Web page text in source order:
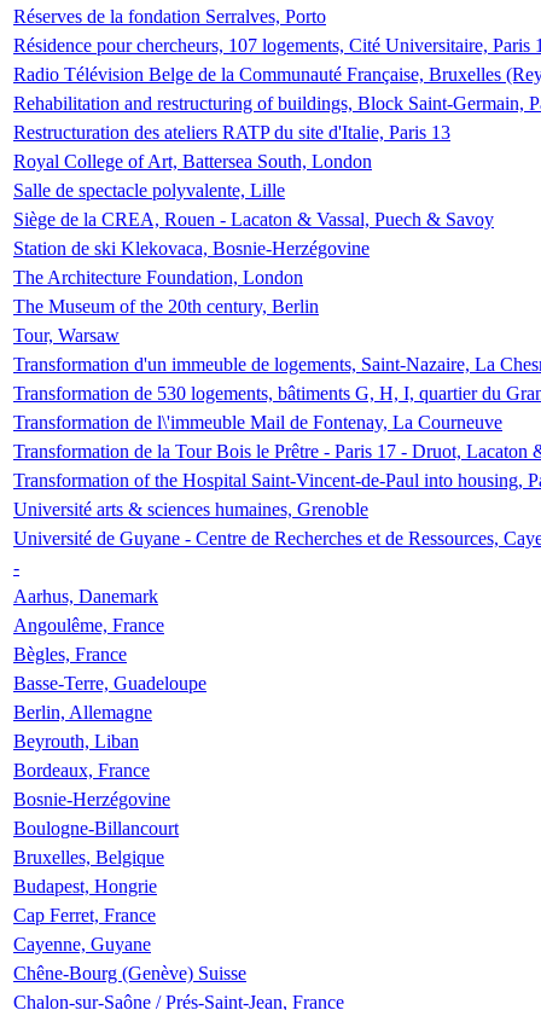
Réserves de la fondation Serralves, Porto
Résidence pour chercheurs, 107 logements, Cité Universitaire, Paris
Radio Télévision Belge de la Communauté Française, Bruxelles
Rehabilitation and restructuring of buildings, Block Saint-Germain,
Restructuration des ateliers RATP du site d'Italie, Paris 13
Royal College of Art, Battersea South, London
Salle de spectacle polyvalente, Lille
Siège de la CREA, Rouen - Lacaton & Vassal, Puech & Savoy
Station de ski Klekovaca, Bosnie-Herzégovine
The Architecture Foundation, London
The Museum of the 20th century, Berlin
Tour, Warsaw
Transformation d'un immeuble de logements, Saint-Nazaire, La
Transformation de 530 logements, bâtiments G, H, I, quartier du
Transformation de l\'immeuble Mail de Fontenay, La Courneuve
Transformation de la Tour Bois le Prêtre - Paris 17 - Druot, Lacaton
Transformation of the Hospital Saint-Vincent-de-Paul into housing,
Université arts & sciences humaines, Grenoble
Université de Guyane - Centre de Recherches et de Ressources,
-
Aarhus, Danemark
Angoulême, France
Bègles, France
Basse-Terre, Guadeloupe
Berlin, Allemagne
Beyrouth, Liban
Bordeaux, France
Bosnie-Herzégovine
Boulogne-Billancourt
Bruxelles, Belgique
Budapest, Hongrie
Cap Ferret, France
Cayenne, Guyane
Chêne-Bourg (Genève) Suisse
Chalon-sur-Saône / Prés-Saint-Jean, France